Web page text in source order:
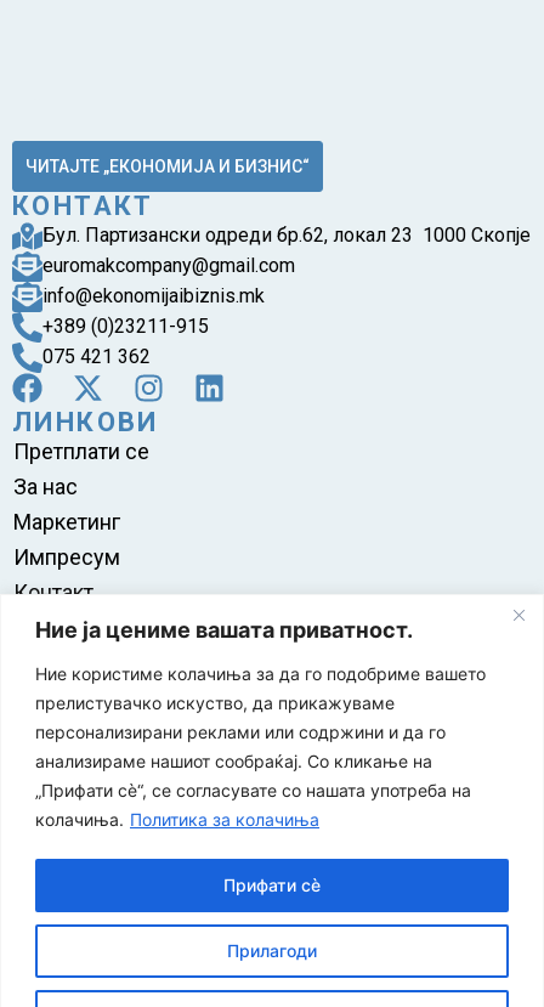
Ние ја цениме вашата приватност.
Ние користиме колачиња за да го подобриме вашето
прелистувачко искуство, да прикажуваме
персонализирани реклами или содржини и да го
анализираме нашиот сообраќај. Со кликање на
„Прифати сè“, се согласувате со нашата употреба на
колачиња. Политика за колачиња
Прилагоди
Прифати сè
ЧИТАЈТЕ „ЕКОНОМИЈА И БИЗНИС“
КОНТАКТ
Бул. Партизански одреди бр.62, локал 23 1000 Скопје
euromakcompany@gmail.com
info@ekonomijaibiznis.mk
+389 (0)23211-915
075 421 362
ЛИНКОВИ
Претплати се
За нас
Маркетинг
Импресум
Контакт
Правила на користење
за заштита на печатени медиуми